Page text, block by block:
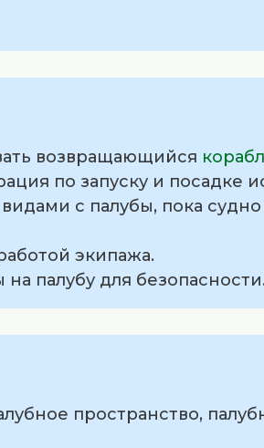
возвращающийся
по запуску и посадке
с палубы, пока
экипажа.
палубу для безопасности.
пространство,